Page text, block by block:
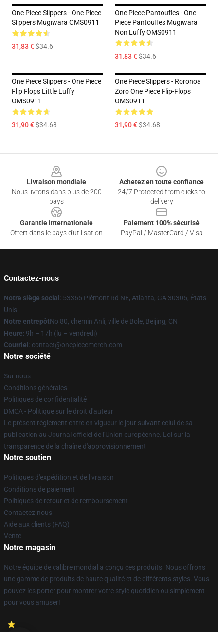
One Piece Slippers - One Piece
Slippers Mugiwara OMS0911
31,83 €$34.6
One Piece Pantoufles - One
Piece Pantoufles Mugiwara
Non Luffy OMS0911
31,83 €$34.6
One Piece Slippers - One Piece
Flip Flops Little Luffy
OMS0911
31,90 €$34.68
One Piece Slippers - Roronoa
Zoro One Piece Flip-Flops
OMS0911
31,90 €$34.68
Livraison mondiale
Nous livrons dans plus de 200
pays
Achetez en toute confiance
24/7 Protected from clicks to
delivery
Garantie internationale
Offert dans le pays d'utilisation
Paiement 100% sécurisé
PayPal / MasterCard / Visa
Contactez-nous
Notre siège social : 53365 Piémont Rd NE, Atlanta, GA 30305, États-
Unis
Notre entrepôtNo 80, chemin Anli, ville de Bole, Beijing, CN
Heure: 9h – 17h (lu – vendredi)
Courriel : contact@onepiecemerch.com
Notre société
Sur nous
Conditions générales
Politiques de confidentialité
DMCA - Politique sur le droit d'auteur
Le présent règlement entre en vigueur le jour suivant celui de sa
publication au Journal officiel de l'Union européenne. Loi sur la
transparence de la chaîne d'approvisionnement
Notre soutien
Politiques d'expédition et de livraison
Conditions de paiement
Politiques de retour et de remboursement
Contactez-nous
Aide aux clients (FAQ)
Vente
Notre magasin
Notre équipe de calibre mondial a conçu ces produits. Nous offrons
une gamme de produits de haute qualité et de différents styles. Vous
pouvez les porter pour montrer votre style quotidien ou simplement
pour vous amuser!